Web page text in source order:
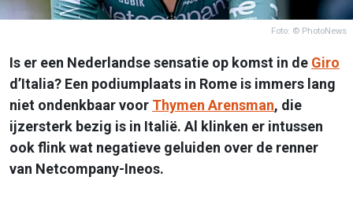
Foto: © PhotoNews
Is er een Nederlandse sensatie op komst in de Giro
d’Italia? Een podiumplaats in Rome is immers lang
niet ondenkbaar voor Thymen Arensman, die
ijzersterk bezig is in Italië. Al klinken er intussen
ook flink wat negatieve geluiden over de renner
van Netcompany-Ineos.